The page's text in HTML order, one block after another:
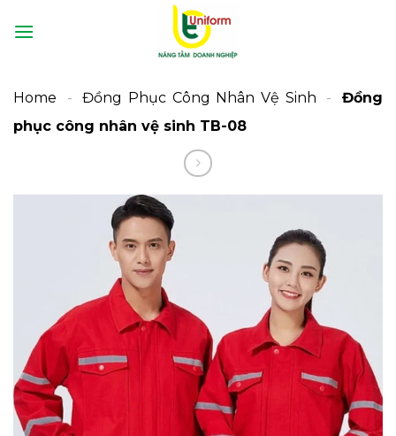
qua
Home
- Đồng Phục Công Nhân Vệ Sinh -
Đồng
phục công nhân vệ sinh TB-08